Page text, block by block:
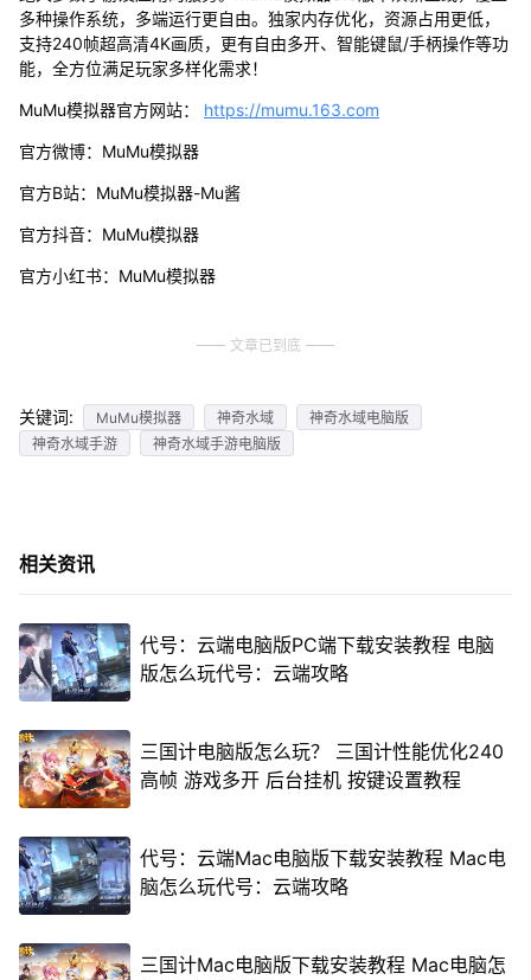
多种操作系统，多端运行更自由。独家内存优化，资源占用更低，
支持240帧超高清4K画质，更有自由多开、智能键鼠/手柄操作等功
能，全方位满足玩家多样化需求！
MuMu模拟器官方网站： https://mumu.163.com
官方微博：MuMu模拟器
官方B站：MuMu模拟器-Mu酱
官方抖音：MuMu模拟器
官方小红书：MuMu模拟器
文章已到底
关键词: MuMu模拟器 神奇水域
神奇水域电脑版
神奇水域手游
神奇水域手游电脑版
相关资讯
代号：云端电脑版PC端下载安装教程 电脑
版怎么玩代号：云端攻略
三国计电脑版怎么玩？ 三国计性能优化240
高帧 游戏多开 后台挂机 按键设置教程
代号：云端Mac电脑版下载安装教程 Mac电
脑怎么玩代号：云端攻略
三国计Mac电脑版下载安装教程 Mac电脑怎